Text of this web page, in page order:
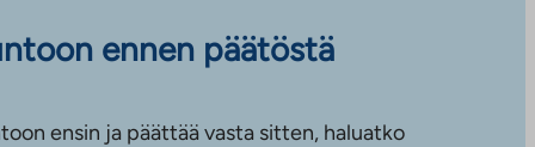
ennen päätöstä
ensin ja päättää vasta sitten, haluatko